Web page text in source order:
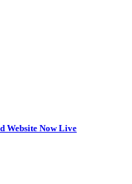
Website Now Live